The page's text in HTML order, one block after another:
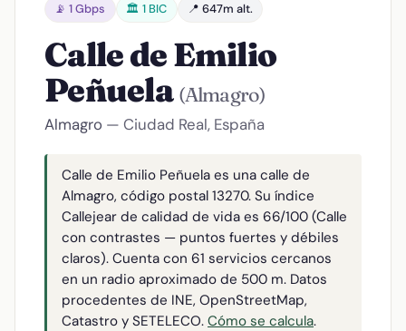
📡 1 Gbps
🏛️ 1 BIC 📍 647m alt.
Calle de Emilio
Peñuela (Almagro)
Almagro — Ciudad Real, España
Calle de Emilio Peñuela es una calle de
Almagro, código postal 13270. Su índice
Callejear de calidad de vida es 66/100 (Calle
con contrastes — puntos fuertes y débiles
claros). Cuenta con 61 servicios cercanos
en un radio aproximado de 500 m. Datos
procedentes de INE, OpenStreetMap,
Catastro y SETELECO. Cómo se calcula.